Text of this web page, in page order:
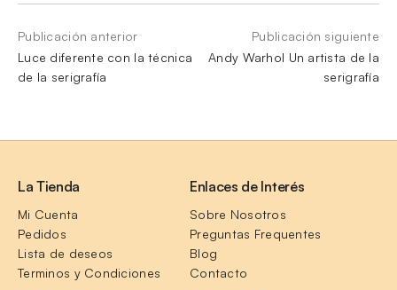
Publicación anterior
Luce diferente con la técnica
de la serigrafía
Publicación siguiente
Andy Warhol Un artista de la
serigrafía
La Tienda
Mi Cuenta
Pedidos
Lista de deseos
Terminos y Condiciones
Enlaces de Interés
Sobre Nosotros
Preguntas Frequentes
Blog
Contacto